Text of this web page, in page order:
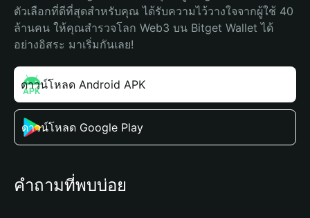
ตัวเลือกที่ดีที่สุดสำหรับคุณ ได้รับความไว้วางใจจากผู้ใช้ 40
ล้านคน ให้คุณสำรวจโลก Web3 บน Bitget Wallet ได้
อย่างอิสระ มาเริ่มกันเลย!
ดาวน์โหลด Android APK
ดาวน์โหลด Google Play
คำถามที่พบบ่อย